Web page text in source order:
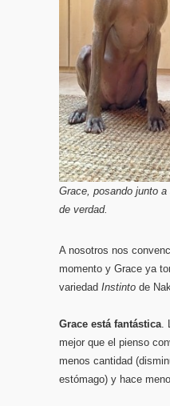
Grace, posando junto
de verdad.
A nosotros nos
momento y Grace ya
variedad Instinto de
Grace está fantástica
mejor que el pienso
menos cantidad
estómago) y hace